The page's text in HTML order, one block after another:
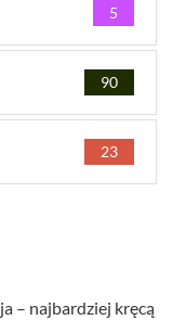
5
90
23
– najbardziej kręcą